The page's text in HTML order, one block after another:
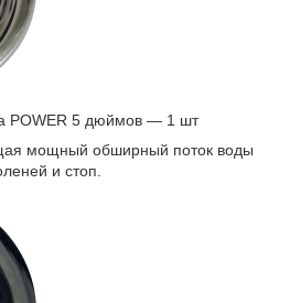
POWER 5 дюймов — 1 шт
мощный обширный поток воды
и стоп.